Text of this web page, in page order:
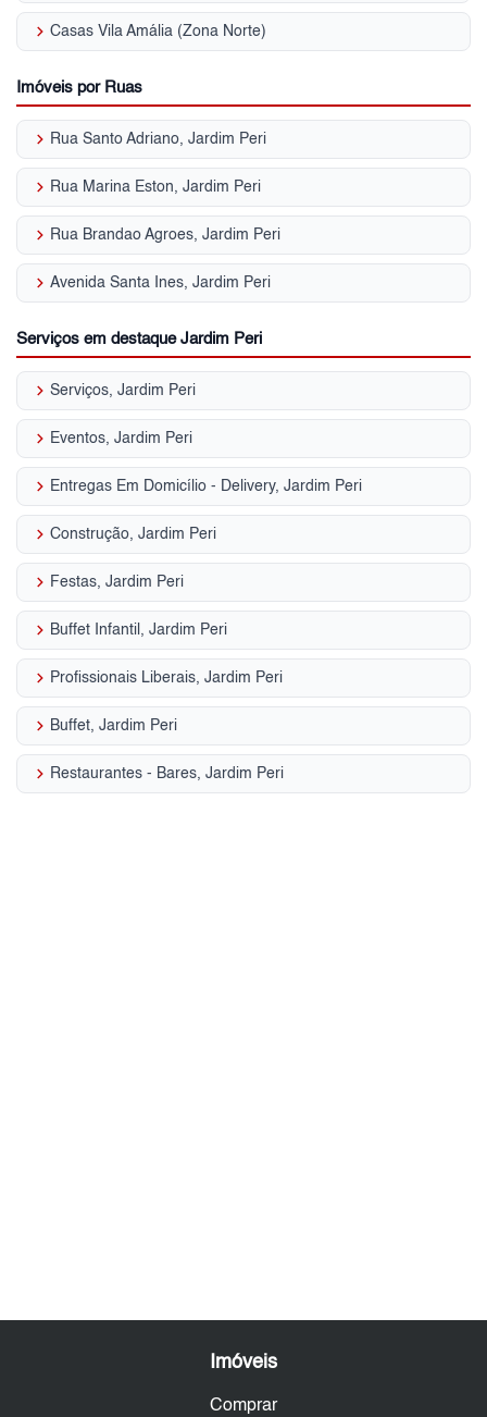
keyboard_arrow_right Casas Vila Amália (Zona Norte)
Imóveis por Ruas
keyboard_arrow_right Rua Santo Adriano, Jardim Peri
keyboard_arrow_right Rua Marina Eston, Jardim Peri
keyboard_arrow_right Rua Brandao Agroes, Jardim Peri
keyboard_arrow_right Avenida Santa Ines, Jardim Peri
Serviços em destaque Jardim Peri
keyboard_arrow_right Serviços, Jardim Peri
keyboard_arrow_right Eventos, Jardim Peri
keyboard_arrow_right Entregas Em Domicílio - Delivery, Jardim Peri
keyboard_arrow_right Construção, Jardim Peri
keyboard_arrow_right Festas, Jardim Peri
keyboard_arrow_right Buffet Infantil, Jardim Peri
keyboard_arrow_right Profissionais Liberais, Jardim Peri
keyboard_arrow_right Buffet, Jardim Peri
keyboard_arrow_right Restaurantes - Bares, Jardim Peri
Imóveis
Comprar